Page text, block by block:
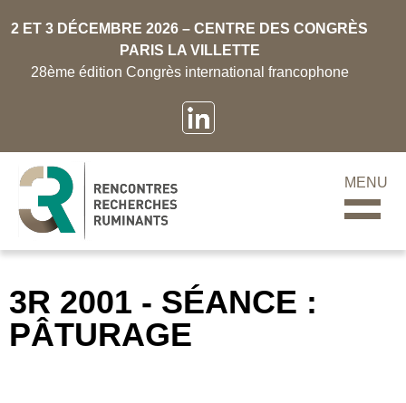
2 ET 3 DÉCEMBRE 2026 – CENTRE DES CONGRÈS
PARIS LA VILLETTE
28ème édition Congrès international francophone
MENU
3R 2001 - SÉANCE :
PÂTURAGE